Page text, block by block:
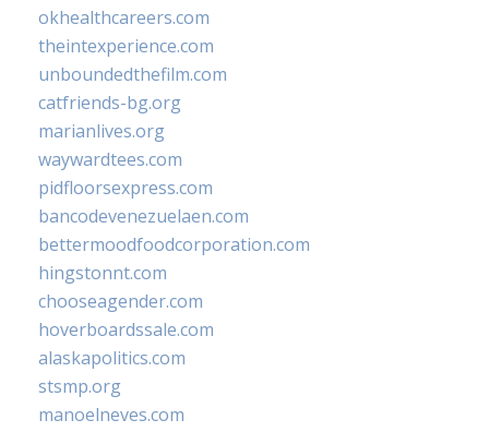
okhealthcareers.com
theintexperience.com
unboundedthefilm.com
catfriends-bg.org
marianlives.org
waywardtees.com
pidfloorsexpress.com
bancodevenezuelaen.com
bettermoodfoodcorporation.com
hingstonnt.com
chooseagender.com
hoverboardssale.com
alaskapolitics.com
stsmp.org
manoelneves.com